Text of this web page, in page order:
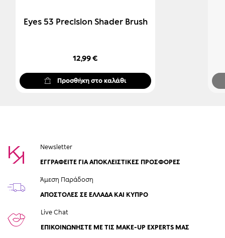
Eyes 53 Precision Shader Brush
12,99 €
Προσθήκη στο καλάθι
Newsletter
ΕΓΓΡΑΦΕΙΤΕ ΓΙΑ ΑΠΟΚΛΕΙΣΤΙΚΕΣ ΠΡΟΣΦΟΡΕΣ
Άμεση Παράδοση
ΑΠΟΣΤΟΛΈΣ ΣΕ ΕΛΛΆΔΑ ΚΑΙ ΚΎΠΡΟ
Live Chat
ΕΠΙΚΟΙΝΩΝΉΣΤΕ ΜΕ ΤΙΣ MAKE-UP EXPERTS ΜΑΣ